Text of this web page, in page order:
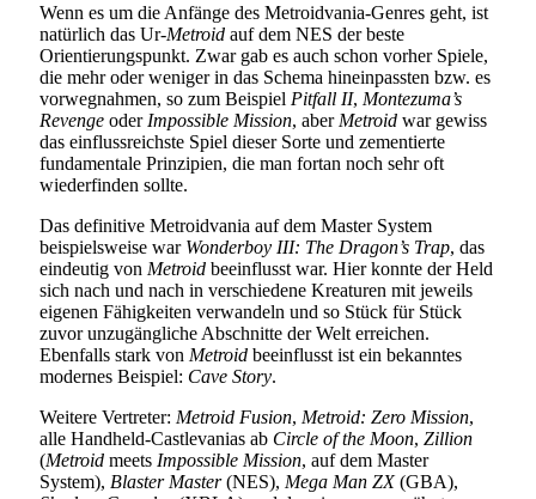
Wenn es um die Anfänge des Metroidvania-Genres geht, ist
natürlich das Ur-Metroid auf dem NES der beste
Orientierungspunkt. Zwar gab es auch schon vorher Spiele,
die mehr oder weniger in das Schema hineinpassten bzw. es
vorwegnahmen, so zum Beispiel Pitfall II, Montezuma’s
Revenge oder Impossible Mission, aber Metroid war gewiss
das einflussreichste Spiel dieser Sorte und zementierte
fundamentale Prinzipien, die man fortan noch sehr oft
wiederfinden sollte.
Das definitive Metroidvania auf dem Master System
beispielsweise warWonderboy III: The Dragon’s Trap, das
eindeutig von Metroid beeinflusst war. Hier konnte der Held
sich nach und nach in verschiedene Kreaturen mit jeweils
eigenen Fähigkeiten verwandeln und so Stück für Stück
zuvor unzugängliche Abschnitte der Welt erreichen.
Ebenfalls stark von Metroid beeinflusst ist ein bekanntes
modernes Beispiel: Cave Story.
Weitere Vertreter: Metroid Fusion, Metroid: Zero Mission,
alle Handheld-Castlevanias ab Circle of the Moon, Zillion
(Metroid meets Impossible Mission, auf dem Master
System), Blaster Master(NES), Mega Man ZX(GBA),